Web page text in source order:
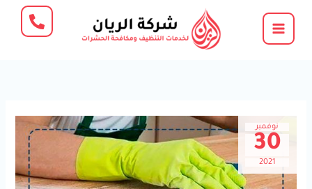
المحتوى
نوفمبر
30
2021